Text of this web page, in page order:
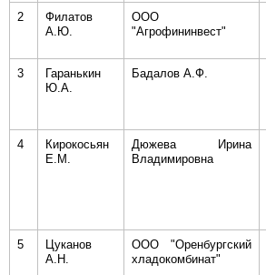
2
Филатов
А.Ю.
ООО
"Агрофининвест"
3
Гаранькин
Ю.А.
Бадалов А.Ф.
4
Кирокосьян
Е.М.
Дюжева Ирина
Владимировна
5
Цуканов
А.Н.
ООО "Оренбургский
хладокомбинат"